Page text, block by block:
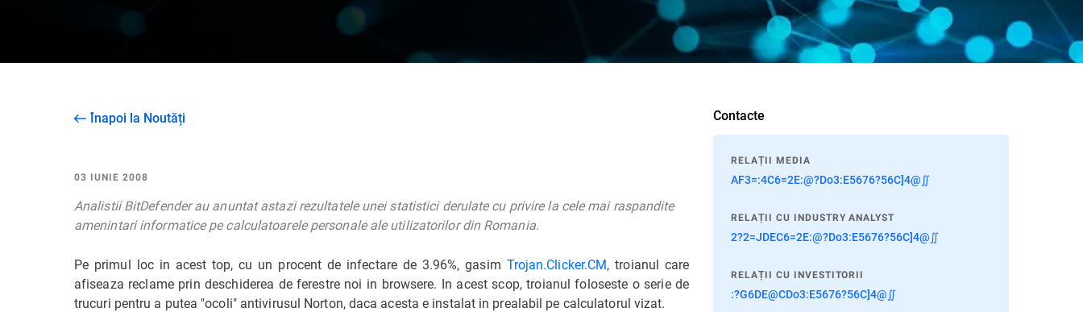
Înapoi la Noutăți
03 IUNIE 2008
Analistii BitDefender au anuntat astazi rezultatele unei statistici derulate cu privire la cele mai raspandite
amenintari informatice pe calculatoarele personale ale utilizatorilor din Romania.
Pe primul loc in acest top, cu un procent de infectare de 3.96%, gasim Trojan.Clicker.CM, troianul care
afiseaza reclame prin deschiderea de ferestre noi in browsere. In acest scop, troianul foloseste o serie de
trucuri pentru a putea "ocoli" antivirusul Norton, daca acesta e instalat in prealabil pe calculatorul vizat.
Contacte
RELAȚII MEDIA
AF3=:4C6=2E:@?Do3:E5676?56C]4@∬
RELAȚII CU INDUSTRY ANALYST
2?2=JDEC6=2E:@?Do3:E5676?56C]4@∬
RELAȚII CU INVESTITORII
:?G6DE@CDo3:E5676?56C]4@∬